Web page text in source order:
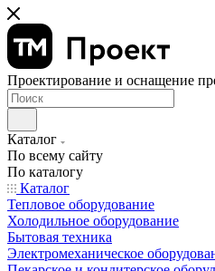
Проектирование и оснащение
Каталог
По всему сайту
По каталогу
Каталог
Тепловое оборудование
Холодильное оборудование
Бытовая техника
Электромеханическое